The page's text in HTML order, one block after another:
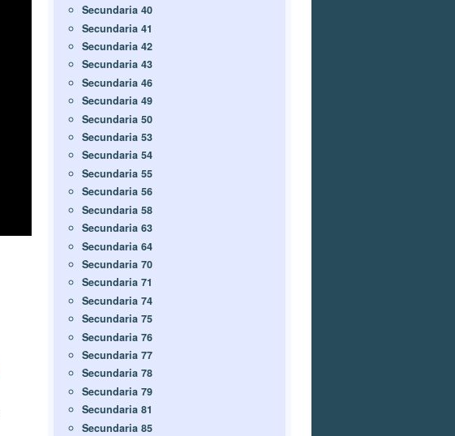
Secundaria 40
Secundaria 41
Secundaria 42
Secundaria 43
Secundaria 46
Secundaria 49
Secundaria 50
Secundaria 53
Secundaria 54
Secundaria 55
Secundaria 56
Secundaria 58
Secundaria 63
Secundaria 64
Secundaria 70
Secundaria 71
Secundaria 74
Secundaria 75
Secundaria 76
Secundaria 77
Secundaria 78
Secundaria 79
Secundaria 81
Secundaria 85